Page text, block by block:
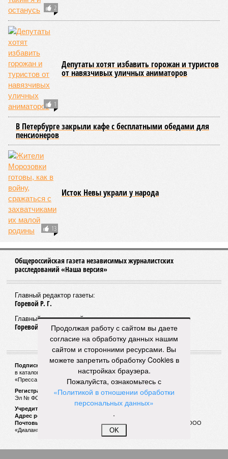
2
1
Депутаты хотят избавить горожан и туристов
от навязчивых уличных аниматоров
В Петербурге закрыли кафе с бесплатными обедами для
пенсионеров
13
Исток Невы украли у народа
Общероссийская газета независимых журналистских
расследований «Наша версия»
Главный редактор газеты:
Горевой Р. Г.
Главный редактор сайта:
Горевой Р. Г.
Подписной индекс газеты «Наша версия»:
в каталоге «Почта России» —99266
«Пресса России» (зелёный) —41522
Регистрационный номер Роскомнадзора
Эл № ФС77-53847 от 26.04.2013.
Учредитель ООО «Версия»
Адрес редакции:
123100, Россия, Москва, улица 1905 года, 7с1
Почтовый адрес редакции:
123022, Россия, Москва, а/я 29. для ООО
«Диалан»
Продолжая работу с сайтом вы даете
согласие на обработку данных нашим
сайтом и сторонними ресурсами. Вы
можете запретить обработку Cookies в
настройках браузера.
Пожалуйста, ознакомьтесь с
«Политикой в отношении обработки
персональных данных»
.
OK